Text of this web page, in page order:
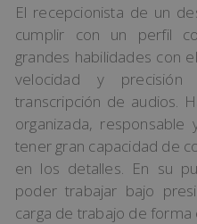
El recepcionista de un
cumplir con un perfil
grandes habilidades con
velocidad y
transcripción de audios.
organizada,
tener gran capacidad de
en los detalles. En su
poder trabajar bajo
carga de trabajo de forma